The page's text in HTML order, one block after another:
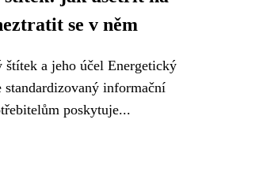
se v něm
štítek a jeho účel Energetický
standardizovaný informační
poskytuje...